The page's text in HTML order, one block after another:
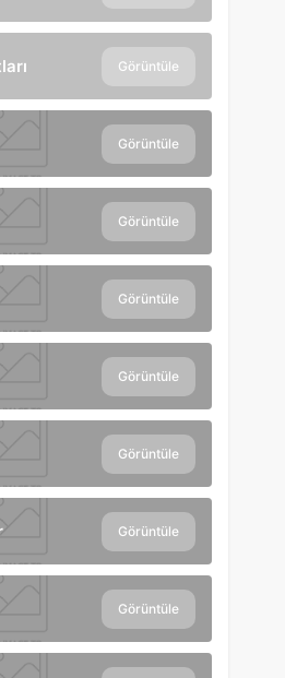
Görüntüle
Görüntüle
Görüntüle
Görüntüle
Görüntüle
Görüntüle
Görüntüle
Görüntüle